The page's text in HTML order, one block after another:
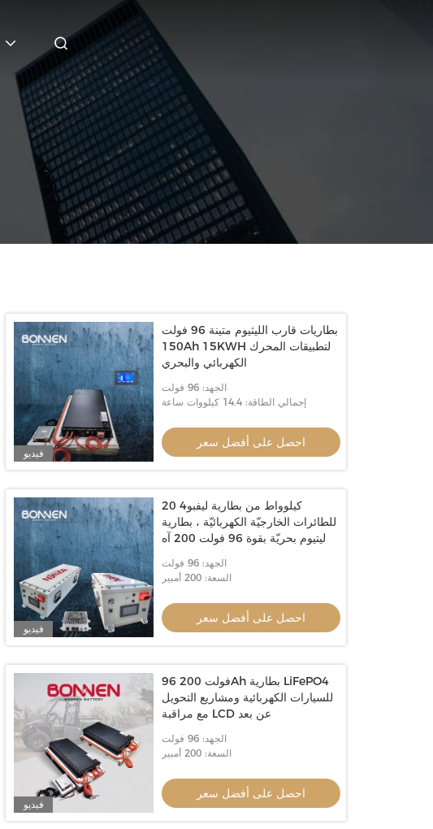
فيديو
بطاريات قارب الليثيوم متينة 96 فولت
150Ah 15KWH لتطبيقات المحرك
الكهربائي والبحري
الجهد: 96 فولت
إجمالي الطاقة: 14.4 كيلووات ساعة
احصل على أفضل سعر
فيديو
20 كيلوواط من بطارية ليفبو4
للطائرات الخارجيّة الكهربائيّة ، بطارية
ليتيوم بحريّة بقوة 96 فولت 200 آه
الجهد: 96 فولت
السعة: 200 أمبير
احصل على أفضل سعر
فيديو
96 فولت 200Ah بطارية LiFePO4
للسيارات الكهربائية ومشاريع التحويل
مع مراقبة LCD عن بعد
الجهد: 96 فولت
السعة: 200 أمبير
احصل على أفضل سعر